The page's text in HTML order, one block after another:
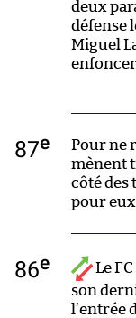
deux
défense
Miguel
87e
Pour ne
mènent
côté des
pour
86e
Le
son
l’entrée